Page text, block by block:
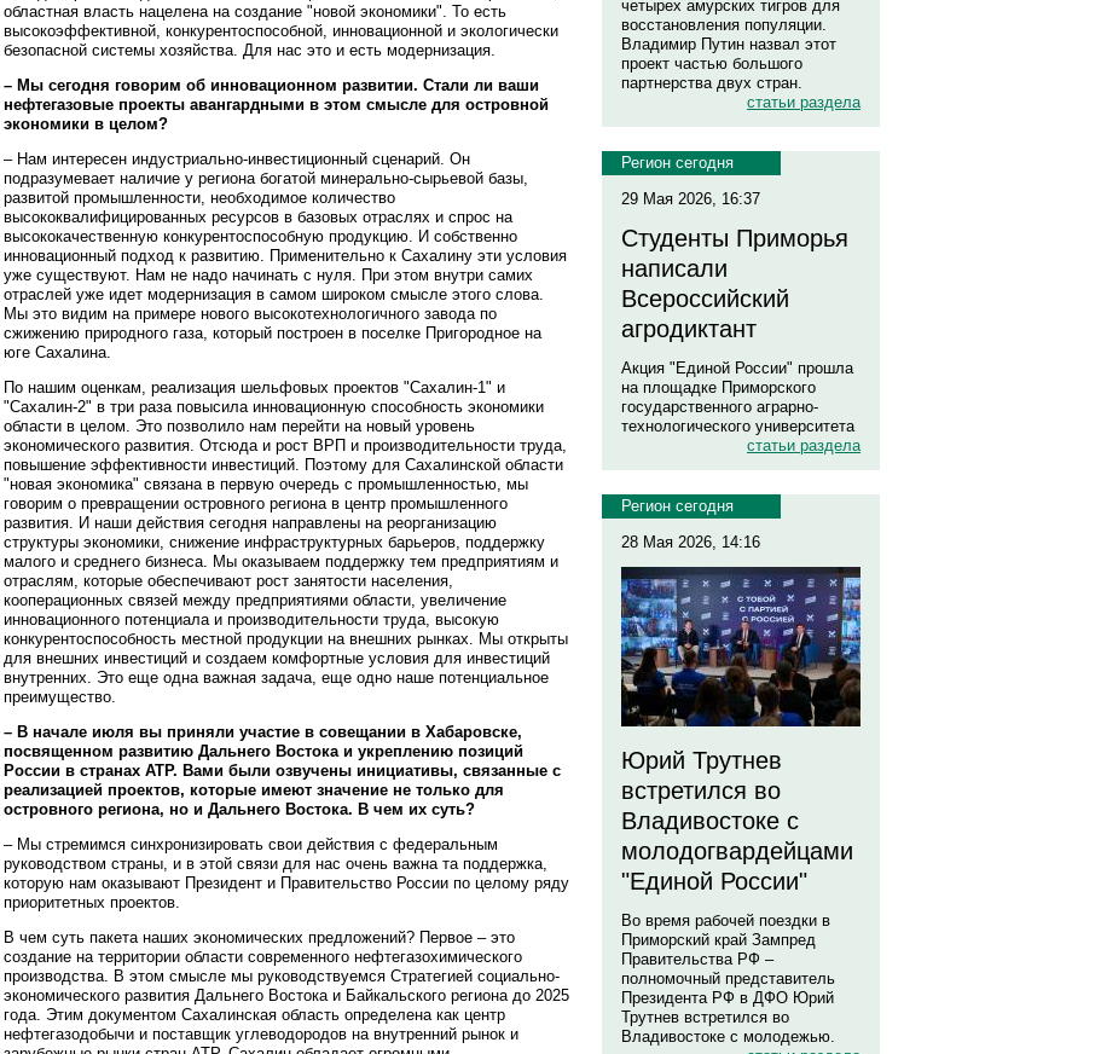
областная власть нацелена на создание "новой экономики". То есть
высокоэффективной, конкурентоспособной, инновационной и экологически
безопасной системы хозяйства. Для нас это и есть модернизация.
– Мы сегодня говорим об инновационном развитии. Стали ли ваши
нефтегазовые проекты авангардными в этом смысле для островной
экономики в целом?
– Нам интересен индустриально-инвестиционный сценарий. Он
подразумевает наличие у региона богатой минерально-сырьевой базы,
развитой промышленности, необходимое количество
высококвалифицированных ресурсов в базовых отраслях и спрос на
высококачественную конкурентоспособную продукцию. И собственно
инновационный подход к развитию. Применительно к Сахалину эти условия
уже существуют. Нам не надо начинать с нуля. При этом внутри самих
отраслей уже идет модернизация в самом широком смысле этого слова.
Мы это видим на примере нового высокотехнологичного завода по
сжижению природного газа, который построен в поселке Пригородное на
юге Сахалина.
По нашим оценкам, реализация шельфовых проектов "Сахалин-1" и
"Сахалин-2" в три раза повысила инновационную способность экономики
области в целом. Это позволило нам перейти на новый уровень
экономического развития. Отсюда и рост ВРП и производительности труда,
повышение эффективности инвестиций. Поэтому для Сахалинской области
"новая экономика" связана в первую очередь с промышленностью, мы
говорим о превращении островного региона в центр промышленного
развития. И наши действия сегодня направлены на реорганизацию
структуры экономики, снижение инфраструктурных барьеров, поддержку
малого и среднего бизнеса. Мы оказываем поддержку тем предприятиям и
отраслям, которые обеспечивают рост занятости населения,
кооперационных связей между предприятиями области, увеличение
инновационного потенциала и производительности труда, высокую
конкурентоспособность местной продукции на внешних рынках. Мы открыты
для внешних инвестиций и создаем комфортные условия для инвестиций
внутренних. Это еще одна важная задача, еще одно наше потенциальное
преимущество.
– В начале июля вы приняли участие в совещании в Хабаровске,
посвященном развитию Дальнего Востока и укреплению позиций
России в странах АТР. Вами были озвучены инициативы, связанные с
реализацией проектов, которые имеют значение не только для
островного региона, но и Дальнего Востока. В чем их суть?
– Мы стремимся синхронизировать свои действия с федеральным
руководством страны, и в этой связи для нас очень важна та поддержка,
которую нам оказывают Президент и Правительство России по целому ряду
приоритетных проектов.
В чем суть пакета наших экономических предложений? Первое – это
создание на территории области современного нефтегазохимического
производства. В этом смысле мы руководствуемся Стратегией социально-
экономического развития Дальнего Востока и Байкальского региона до 2025
года. Этим документом Сахалинская область определена как центр
нефтегазодобычи и поставщик углеводородов на внутренний рынок и
четырех амурских тигров для
восстановления популяции.
Владимир Путин назвал этот
проект частью большого
партнерства двух стран.
статьи раздела
Регион сегодня
29 Мая 2026, 16:37
Студенты Приморья
написали
Всероссийский
агродиктант
Акция "Единой России" прошла
на площадке Приморского
государственного аграрно-
технологического университета
статьи раздела
Регион сегодня
28 Мая 2026, 14:16
Юрий Трутнев
встретился во
Владивостоке с
молодогвардейцами
"Единой России"
Во время рабочей поездки в
Приморский край Зампред
Правительства РФ –
полномочный представитель
Президента РФ в ДФО Юрий
Трутнев встретился во
Владивостоке с молодежью.